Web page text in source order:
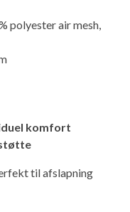
og video
polyester air mesh,
komfort
til afslapning